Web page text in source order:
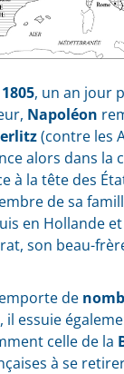
, un an jour
Napoléon
(contre les
alors dans la
à la tête des
de sa
en Hollande
son beau-
de
il essuie
celle de la
à se